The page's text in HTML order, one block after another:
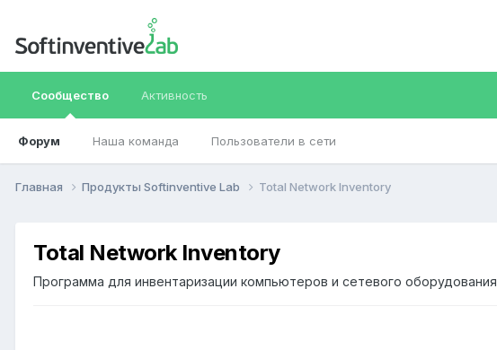
Сообщество
Форум Наша команда Пользователи в сети
Активность
Главная Продукты Softinventive Lab Total Network Inventory
Total Network Inventory
Программа для инвентаризации компьютеров и сетевого оборудования